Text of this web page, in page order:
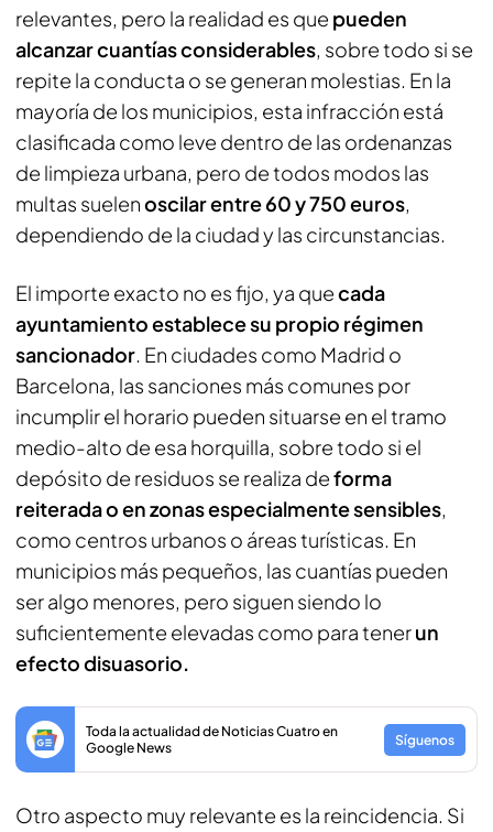
relevantes, pero la realidad es que pueden
alcanzar cuantías considerables, sobre todo si se
repite la conducta o se generan molestias. En la
mayoría de los municipios, esta infracción está
clasificada como leve dentro de las ordenanzas
de limpieza urbana, pero de todos modos las
multas suelenoscilar entre 60 y 750 euros,
dependiendo de la ciudad y las circunstancias.
El importe exacto no es fijo, ya quecada
ayuntamiento establece su propio régimen
sancionador. En ciudades como Madrid o
Barcelona, las sanciones más comunes por
incumplir el horario pueden situarse en el tramo
medio-alto de esa horquilla, sobre todo si el
depósito de residuos se realiza deforma
reiterada o en zonas especialmente sensibles,
como centros urbanos o áreas turísticas. En
municipios más pequeños, las cuantías pueden
ser algo menores, pero siguen siendo lo
suficientemente elevadas como para tenerun
efecto disuasorio.
Toda la actualidad de Noticias Cuatro en
Google News
Síguenos
Otro aspecto muy relevante es la reincidencia. Si